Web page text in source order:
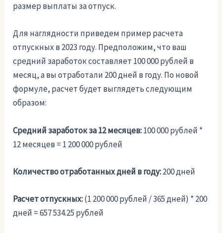
размер выплаты за отпуск.
Для наглядности приведем пример расчета
отпускных в 2023 году. Предположим, что ваш
средний заработок составляет 100 000 рублей в
месяц, а вы отработали 200 дней в году. По новой
формуле, расчет будет выглядеть следующим
образом:
Средний заработок за 12 месяцев:100 000 рублей *
12 месяцев = 1 200 000 рублей
Количество отработанных дней в году:200 дней
Расчет отпускных:(1 200 000 рублей / 365 дней) * 200
дней = 657 534.25 рублей